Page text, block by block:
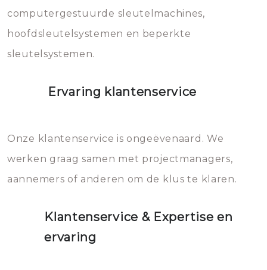
computergestuurde sleutelmachines,
hoofdsleutelsystemen en beperkte
sleutelsystemen.
Ervaring klantenservice
Onze klantenservice is ongeëvenaard. We
werken graag samen met projectmanagers,
aannemers of anderen om de klus te klaren.
Klantenservice & Expertise en
ervaring